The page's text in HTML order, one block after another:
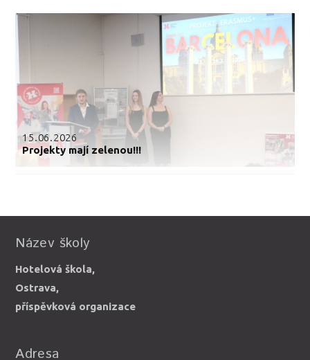
15.06.2026
Projekty mají zelenou!!!
Název školy
Hotelová škola,
Ostrava,
příspěvková organizace
Adresa